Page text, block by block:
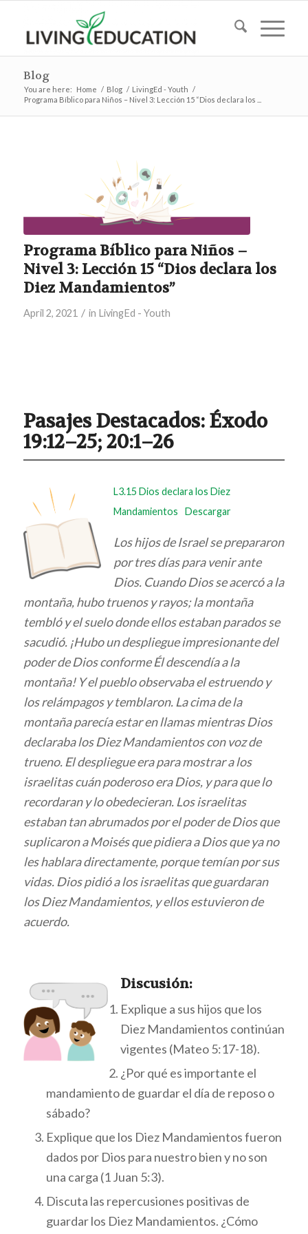
Blog
You are here: Home / Blog / LivingEd - Youth /
Programa Bíblico para Niños – Nivel 3: Lección 15 “Dios declara los ...
Programa Bíblico para Niños –
Nivel 3: Lección 15 “Dios declara los
Diez Mandamientos”
April 2, 2021 / in LivingEd - Youth
Pasajes Destacados:Éxodo
19:12–25; 20:1–26
L3.15 Dios declara los Diez
Mandamientos
Descargar
Los hijos de Israel se prepararon
por tres días para venir ante
Dios. Cuando Dios se acercó a la
montaña, hubo truenos y rayos; la montaña
tembló y el suelo donde ellos estaban parados se
sacudió. ¡Hubo un despliegue impresionante del
poder de Dios conforme Él descendía a la
montaña! Y el pueblo observaba el estruendo y
los relámpagos y temblaron. La cima de la
montaña parecía estar en llamas mientras Dios
declaraba los Diez Mandamientos con voz de
trueno. El despliegue era para mostrar a los
israelitas cuán poderoso era Dios, y para que lo
recordaran y lo obedecieran. Los israelitas
estaban tan abrumados por el poder de Dios que
suplicaron a Moisés que pidiera a Dios que ya no
les hablara directamente, porque temían por sus
vidas. Dios pidió a los israelitas que guardaran
los Diez Mandamientos, y ellos estuvieron de
acuerdo.
Discusión:
Explique a sus hijos que los
Diez Mandamientos continúan
vigentes (Mateo 5:17-18).
¿Por qué es importante el
mandamiento de guardar el día de reposo o
sábado?
Explique que los Diez Mandamientos fueron
dados por Dios para nuestro bien y no son
una carga (1 Juan 5:3).
Discuta las repercusiones positivas de
guardar los Diez Mandamientos. ¿Cómo